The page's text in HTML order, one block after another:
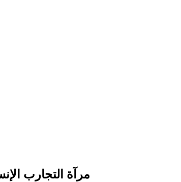
مرآة التجارب